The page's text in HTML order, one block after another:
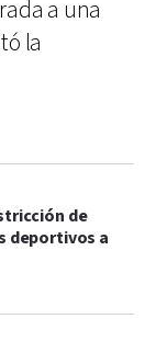
a una
la
de
deportivos a